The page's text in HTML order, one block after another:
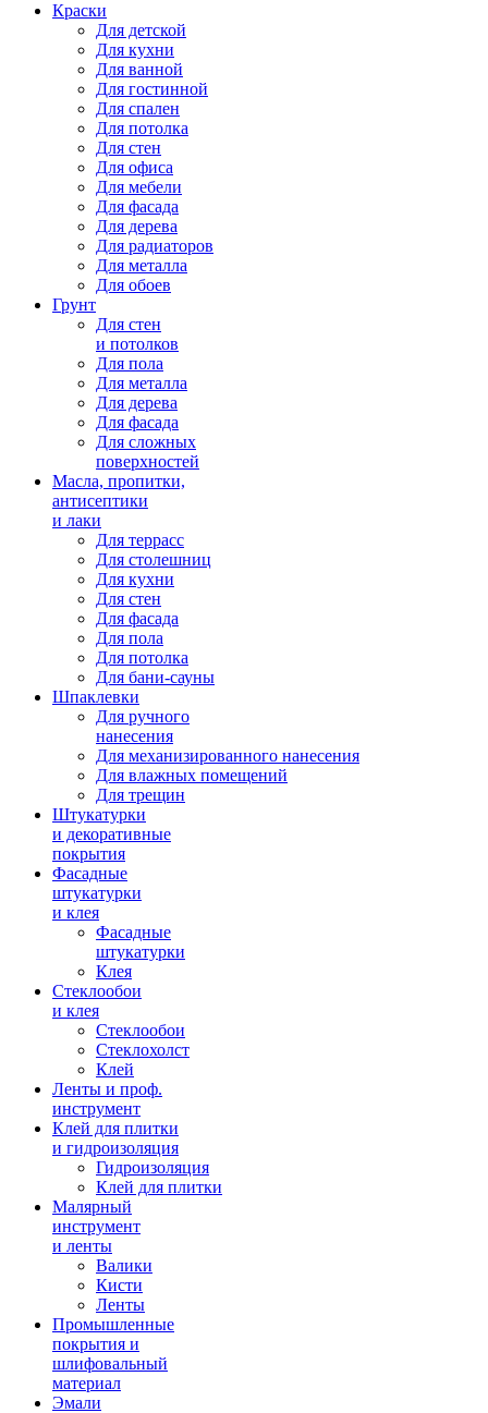
Краски
Для детской
Для кухни
Для ванной
Для гостинной
Для спален
Для потолка
Для стен
Для офиса
Для мебели
Для фасада
Для дерева
Для радиаторов
Для металла
Для обоев
Грунт
Для стен
и потолков
Для пола
Для металла
Для дерева
Для фасада
Для сложных
поверхностей
Масла, пропитки,
антисептики
и лаки
Для террасс
Для столешниц
Для кухни
Для стен
Для фасада
Для пола
Для потолка
Для бани-сауны
Шпаклевки
Для ручного
нанесения
Для механизированного нанесения
Для влажных помещений
Для трещин
Штукатурки
и декоративные
покрытия
Фасадные
штукатурки
и клея
Фасадные
штукатурки
Клея
Стеклообои
и клея
Стеклообои
Стеклохолст
Клей
Ленты и проф.
инструмент
Клей для плитки
и гидроизоляция
Гидроизоляция
Клей для плитки
Малярный
инструмент
и ленты
Валики
Кисти
Ленты
Промышленные
покрытия и
шлифовальный
материал
Эмали